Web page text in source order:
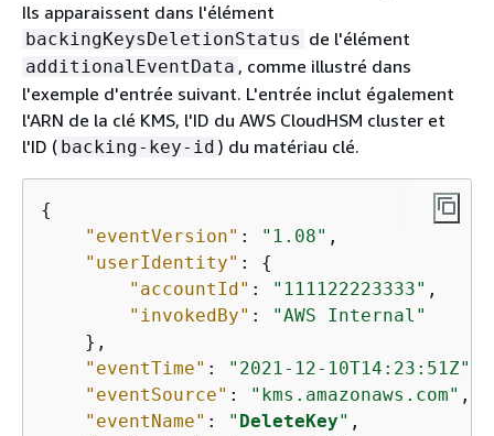
Ils apparaissent dans l'élément
backingKeysDeletionStatus de l'élément
additionalEventData , comme illustré dans
l'exemple d'entrée suivant. L'entrée inclut également
l'ARN de la clé KMS, l'ID du AWS CloudHSM cluster et
l'ID ( backing-key-id ) du matériau clé.
{
"eventVersion" : "1.08" ,
"userIdentity" : {
"accountId" : "111122223333" ,
"invokedBy" :
"AWS Internal"
    },
"eventTime" : "2021-12-10T14:23:51Z"
"eventSource" : "kms.amazonaws.com" ,
"eventName" : " DeleteKey" ,